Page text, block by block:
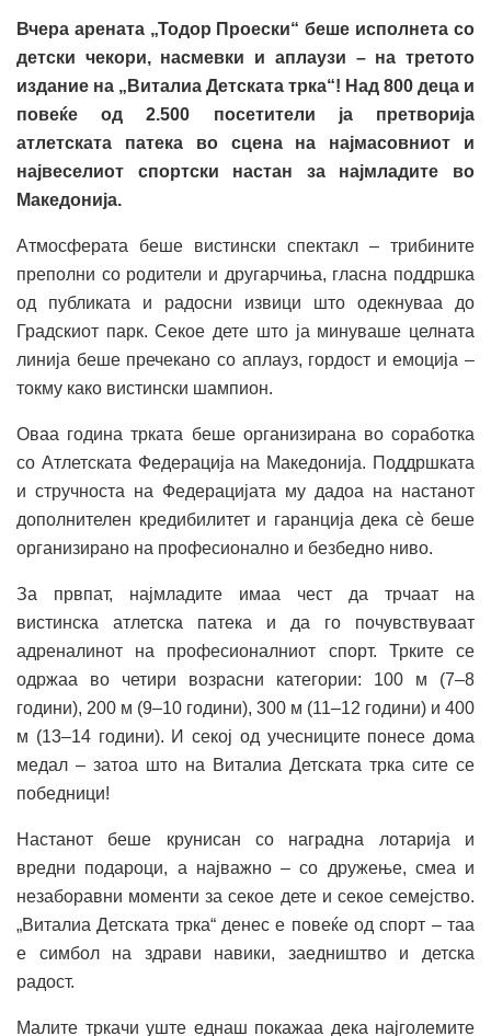
Вчера арената „Тодор Проески“ беше исполнета со
детски чекори, насмевки и аплаузи – на третото
издание на „Виталиа Детската трка“! Над 800 деца и
повеќе од 2.500 посетители ја претворија
атлетската патека во сцена на најмасовниот и
највеселиот спортски настан за најмладите во
Македонија.
Атмосферата беше вистински спектакл – трибините
преполни со родители и другарчиња, гласна поддршка
од публиката и радосни извици што одекнуваа до
Градскиот парк. Секое дете што ја минуваше целната
линија беше пречекано со аплауз, гордост и емоција –
токму како вистински шампион.
Оваа година трката беше организирана во соработка
со Атлетската Федерација на Македонија. Поддршката
и стручноста на Федерацијата му дадоа на настанот
дополнителен кредибилитет и гаранција дека сè беше
организирано на професионално и безбедно ниво.
За првпат, најмладите имаа чест да трчаат на
вистинска атлетска патека и да го почувствуваат
адреналинот на професионалниот спорт. Трките се
одржаа во четири возрасни категории: 100 м (7–8
години), 200 м (9–10 години), 300 м (11–12 години) и 400
м (13–14 години). И секој од учесниците понесе дома
медал – затоа што на Виталиа Детската трка сите се
победници!
Настанот беше крунисан со наградна лотарија и
вредни подароци, а најважно – со дружење, смеа и
незаборавни моменти за секое дете и секое семејство.
„Виталиа Детската трка“ денес е повеќе од спорт – таа
е симбол на здрави навики, заедништво и детска
радост.
Малите тркачи уште еднаш покажаа дека најголемите